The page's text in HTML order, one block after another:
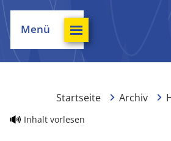
Menü
Startseite Archiv
Inhalt vorlesen